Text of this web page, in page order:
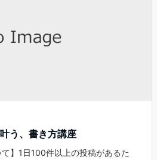
う、書き方講座
て】1日100件以上の投稿があるた